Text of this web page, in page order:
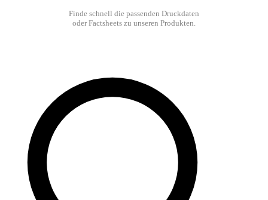
Finde schnell die passenden Druckdaten
oder Factsheets zu unseren Produkten.